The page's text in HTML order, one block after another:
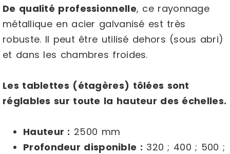
De qualité professionnelle, ce rayonnage
métallique en acier galvanisé est très
robuste. Il peut être utilisé dehors (sous abri)
et dans les chambres froides.
Les tablettes (étagères) tôlées sont
réglables sur toute la hauteur des échelles.
Hauteur : 2500 mm
Profondeur disponible : 320 ; 400 ; 500 ;